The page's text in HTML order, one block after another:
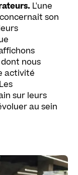
L'une
son
nous
activité
sur leurs
au sein